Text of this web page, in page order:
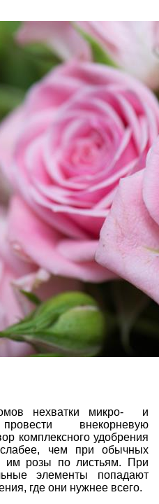
нехватки микро- и
внекорневую
комплексного удобрения
чем при обычных
им розы по листьям. При
элементы попадают
где они нужнее всего.